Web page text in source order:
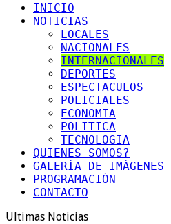
INICIO
NOTICIAS
LOCALES
NACIONALES
INTERNACIONALES
DEPORTES
ESPECTACULOS
POLICIALES
ECONOMIA
POLITICA
TECNOLOGIA
QUIENES SOMOS?
GALERÍA DE IMÁGENES
PROGRAMACIÓN
CONTACTO
Ultimas Noticias